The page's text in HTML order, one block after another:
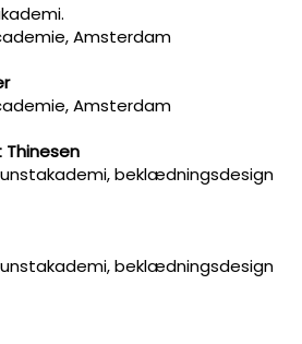
Amsterdam
Amsterdam
Thinesen
beklædningsdesign
beklædningsdesign